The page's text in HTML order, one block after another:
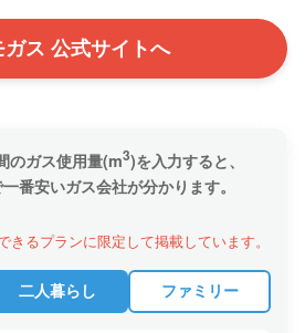
ガス 公式サイトへ
のガス使用量(m3)を入力すると、
番安いガス会社が分かります。
きるプランに限定して掲載しています。
二人暮らし ファミリー